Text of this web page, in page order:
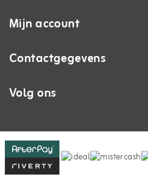
Mijn account
Contactgegevens
Volg ons